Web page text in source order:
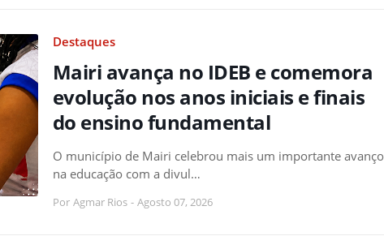
Destaques
Mairi avança no IDEB e comemora
evolução nos anos iniciais e finais
do ensino fundamental
O município de Mairi celebrou mais um importante avanço
na educação com a divul…
Por Agmar Rios - Agosto 07, 2026